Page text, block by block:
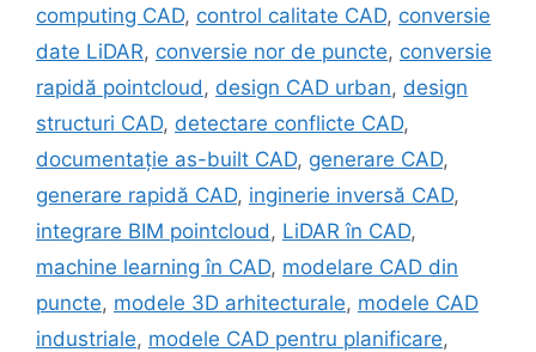
computing CAD, control calitate CAD, conversie
date LiDAR, conversie nor de puncte, conversie
rapidă pointcloud , design CAD urban, design
structuri CAD, detectare conflicte CAD,
documentație as-built CAD, generare CAD,
generare rapidă CAD, inginerie inversă CAD,
integrare BIM pointcloud , LiDAR în CAD,
machine learning în CAD, modelare CAD din
puncte, modele 3D arhitecturale, modele CAD
industriale, modele CAD pentru planificare,